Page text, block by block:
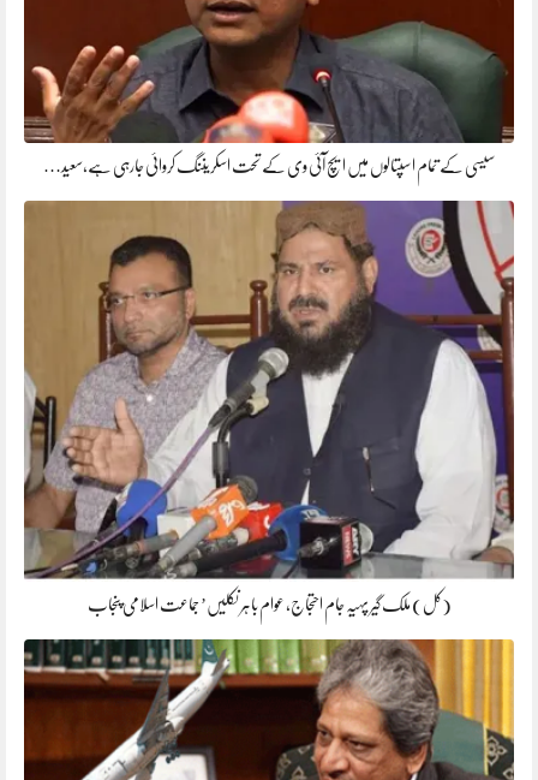
سیسی کے تمام اسپتالوں میں ایچ آئی وی کے تحت اسکریننگ کروائی جارہی ہے،سعید…
(کل) ملک گیر پہیہ جام احتجاج، عوام باہر نکلیں’ جماعت اسلامی پنجاب